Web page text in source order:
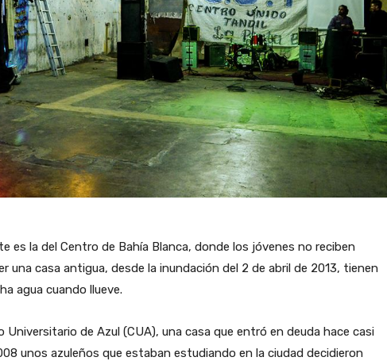
es la del Centro de Bahía Blanca, donde los jóvenes no reciben
una casa antigua, desde la inundación del 2 de abril de 2013, tienen
agua cuando llueve.
Universitario de Azul (CUA), una casa que entró en deuda hace casi
unos azuleños que estaban estudiando en la ciudad decidieron